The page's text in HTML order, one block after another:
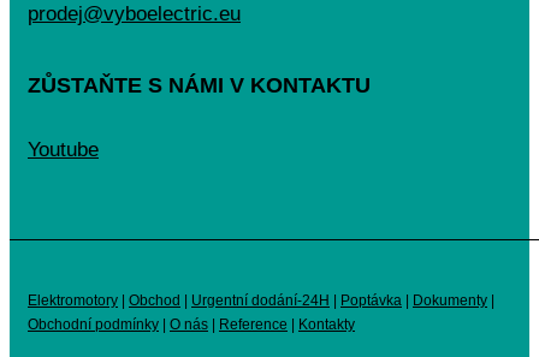
prodej@vyboelectric.eu
ZŮSTAŇTE S NÁMI V KONTAKTU
Youtube
Elektromotory | Obchod | Urgentní dodání-24H | Poptávka | Dokumenty |
Obchodní podmínky | O nás | Reference | Kontakty